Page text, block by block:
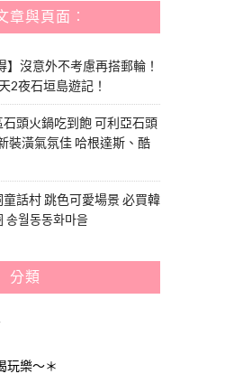
章與頁面︰
】沒意外不考慮再搭郵輪！
2夜石垣島遊記！
石頭火鍋吃到飽 可利亞石頭
裝潢氣氛佳 哈根達斯、酷
童話村 跳色可愛場景 必買韓
월동동화마을
分類
玩樂～＊